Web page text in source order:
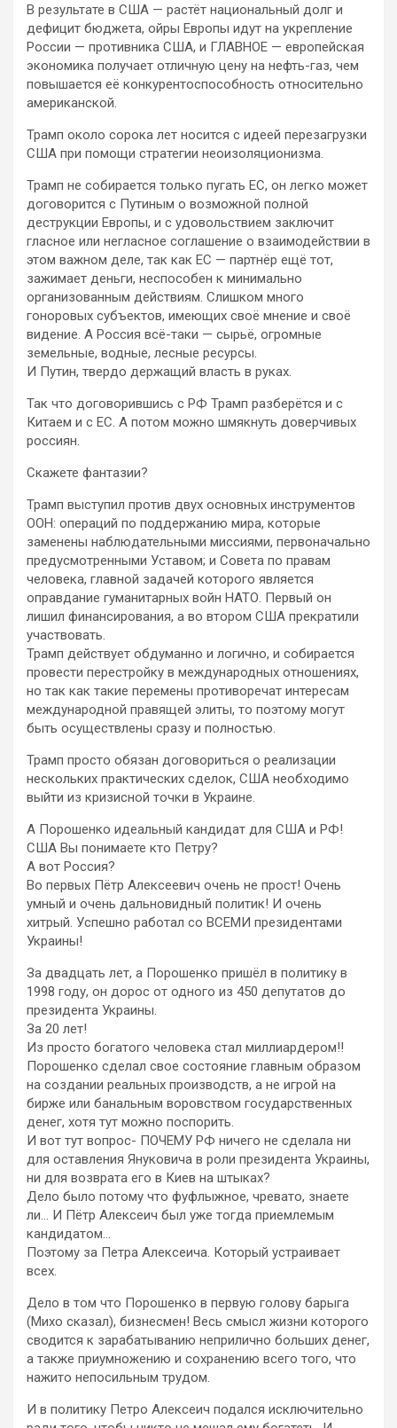
В результате в США — растёт национальный долг и
дефицит бюджета, ойры Европы идут на укрепление
России — противника США, и ГЛАВНОЕ — европейская
экономика получает отличную цену на нефть-газ, чем
повышается её конкурентоспособность относительно
американской.
Трамп около сорока лет носится с идеей перезагрузки
США при помощи стратегии неоизоляционизма.
Трамп не собирается только пугать ЕС, он легко может
договорится с Путиным о возможной полной
деструкции Европы, и с удовольствием заключит
гласное или негласное соглашение о взаимодействии в
этом важном деле, так как ЕС — партнёр ещё тот,
зажимает деньги, неспособен к минимально
организованным действиям. Слишком много
гоноровых субъектов, имеющих своё мнение и своё
видение. А Россия всё-таки — сырьё, огромные
земельные, водные, лесные ресурсы.
И Путин, твердо держащий власть в руках.
Так что договорившись с РФ Трамп разберётся и с
Китаем и с ЕС. А потом можно шмякнуть доверчивых
россиян.
Скажете фантазии?
Трамп выступил против двух основных инструментов
ООН: операций по поддержанию мира, которые
заменены наблюдательными миссиями, первоначально
предусмотренными Уставом; и Совета по правам
человека, главной задачей которого является
оправдание гуманитарных войн НАТО. Первый он
лишил финансирования, а во втором США прекратили
участвовать.
Трамп действует обдуманно и логично, и собирается
провести перестройку в международных отношениях,
но так как такие перемены противоречат интересам
международной правящей элиты, то поэтому могут
быть осуществлены сразу и полностью.
Трамп просто обязан договориться о реализации
нескольких практических сделок, США необходимо
выйти из кризисной точки в Украине.
А Порошенко идеальный кандидат для США и РФ!
США Вы понимаете кто Петру?
А вот Россия?
Во первых Пётр Алексеевич очень не прост! Очень
умный и очень дальновидный политик! И очень
хитрый. Успешно работал со ВСЕМИ президентами
Украины!
За двадцать лет, а Порошенко пришёл в политику в
1998 году, он дорос от одного из 450 депутатов до
президента Украины.
За 20 лет!
Из просто богатого человека стал миллиардером!!
Порошенко сделал свое состояние главным образом
на создании реальных производств, а не игрой на
бирже или банальным воровством государственных
денег, хотя тут можно поспорить.
И вот тут вопрос- ПОЧЕМУ РФ ничего не сделала ни
для оставления Януковича в роли президента Украины,
ни для возврата его в Киев на штыках?
Дело было потому что фуфлыжное, чревато, знаете
ли… И Пётр Алексеич был уже тогда приемлемым
кандидатом…
Поэтому за Петра Алексеича. Который устраивает
всех.
Дело в том что Порошенко в первую голову барыга
(Михо сказал), бизнесмен! Весь смысл жизни которого
сводится к зарабатыванию неприлично больших денег,
а также приумножению и сохранению всего того, что
нажито непосильным трудом.
И в политику Петро Алексеич подался исключительно